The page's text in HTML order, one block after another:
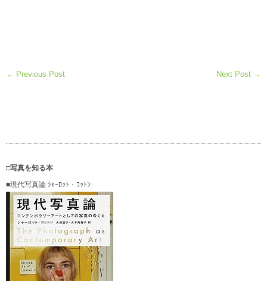
← Previous Post Next Post →
□写真を知る本
■現代写真論 ｼｬｰﾛｯﾄ・ｺｯﾄﾝ